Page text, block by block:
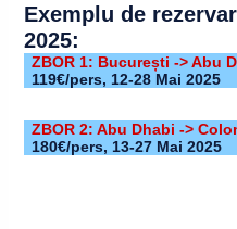
Exemplu de
2025:
ZBOR 1: București -> Abu
119€/pers, 12-28 Mai 2025
ZBOR 2: Abu Dhabi ->
180€/pers, 13-27 Mai 2025